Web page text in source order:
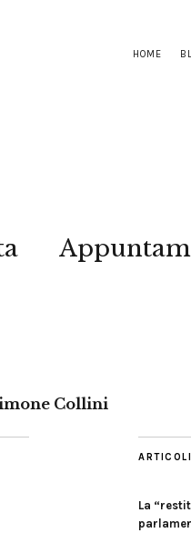
HOME
Collini
La